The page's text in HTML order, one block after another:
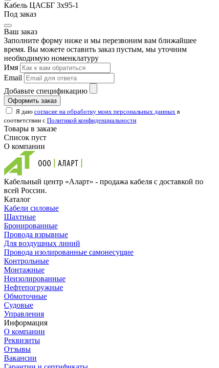
Кабель ЦАСБГ 3х95-1
Под заказ
Ваш заказ
Заполните форму ниже и мы перезвоним вам ближайшее
время. Вы можете оставить заказ пустым, мы уточним
необходимую номенклатуру
Имя
Email
Добавьте спецификацию
Оформить заказ
Я даю согласие на обработку моих персональных данных в
соответствии с Политикой конфиденциальности
Товары в заказе
Список пуст
О компании
Кабельный центр «Аларт» - продажа кабеля с доставкой по
всей России.
Каталог
Кабели силовые
Шахтные
Бронированные
Провода взрывные
Для воздушных линий
Провода изолированные самонесущие
Контрольные
Монтажные
Неизолированные
Нефтепогружные
Обмоточные
Судовые
Управления
Информация
О компании
Реквизиты
Отзывы
Вакансии